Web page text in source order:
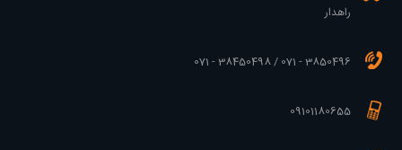
راهدار
3850496 - 071 / 38450498 - 071
09101180655